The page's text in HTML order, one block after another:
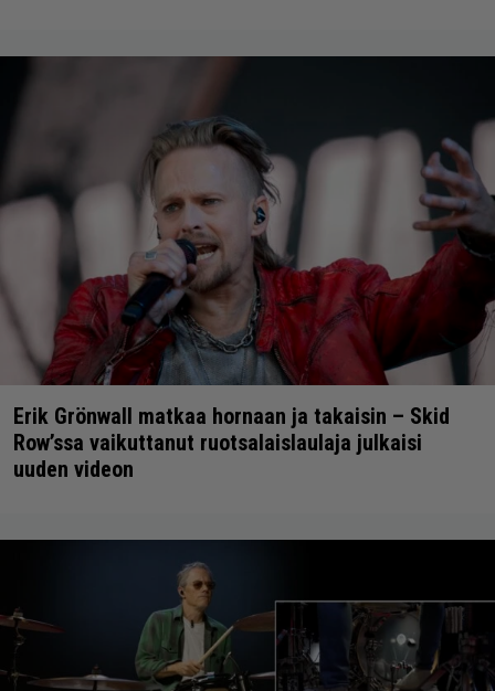
Erik Grönwall matkaa hornaan ja takaisin – Skid
Row’ssa vaikuttanut ruotsalaislaulaja julkaisi
uuden videon